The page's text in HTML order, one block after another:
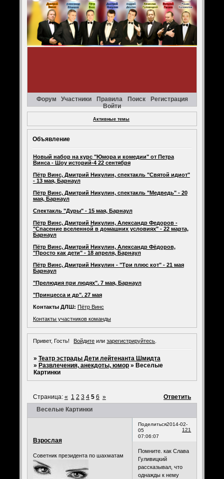
Форум Участники Правила Поиск
Регистрация
Войти
Активные темы
Объявление
Новый набор на курс "Юмора и комедии" от Петра
Винса - Шоу историй-4 22 сентября
Пётр Винс, Дмитрий Никулин, спектакль "Святой идиот"
- 13 мая, Барнаул
Пётр Винс, Дмитрий Никулин, спектакль "Медведь" - 20
мая, Барнаул
Спектакль "Дуры" - 15 мая, Барнаул
Пётр Винс, Дмитрий Никулин, Александр Федоров -
"Спасение вселенной в домашних условиях" - 22 марта,
Барнаул
Пётр Винс, Дмитрий Никулин, Александр Фёдоров,
"Просто как дети" - 18 апреля, Барнаул
Пётр Винс, Дмитрий Никулин - "Три плюс кот" - 21 мая
Барнаул
"Прелюдия при людях". 7 мая, Барнаул
"Принцесса и др". 27 мая
Контакты ДЛШ: Пётр Винс
Контакты участников команды
Привет, Гость! Войдите илизарегистрируйтесь.
» Театр эстрады Дети лейтенанта Шмидта
» Развлечения, анекдоты, юмор » Веселые
Картинки
Веселые Картинки
Страница: « 1 2 3 4 5 6 » Ответить
Поделиться
121
2014-02-
05
07:06:07
Взрослая
Советник президента по шахматам
Помните. как Слава
Гуливицкий
рассказывал, что
однажды к нему